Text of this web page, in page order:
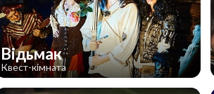
Відьмак
Квест-кімната